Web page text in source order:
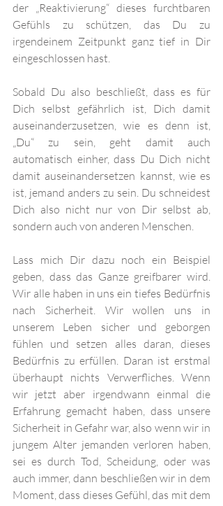
der „Reaktivierung“ dieses furchtbaren
Gefühls zu schützen, das Du zu
irgendeinem Zeitpunkt ganz tief in Dir
eingeschlossen hast.
Sobald Du also beschließt, dass es für
Dich selbst gefährlich ist, Dich damit
auseinanderzusetzen, wie es denn ist,
„Du“ zu sein, geht damit auch
automatisch einher, dass Du Dich nicht
damit auseinandersetzen kannst, wie es
ist, jemand anders zu sein. Du schneidest
Dich also nicht nur von Dir selbst ab,
sondern auch von anderen Menschen.
Lass mich Dir dazu noch ein Beispiel
geben, dass das Ganze greifbarer wird.
Wir alle haben in uns ein tiefes Bedürfnis
nach Sicherheit. Wir wollen uns in
unserem Leben sicher und geborgen
fühlen und setzen alles daran, dieses
Bedürfnis zu erfüllen. Daran ist erstmal
überhaupt nichts Verwerfliches. Wenn
wir jetzt aber irgendwann einmal die
Erfahrung gemacht haben, dass unsere
Sicherheit in Gefahr war, also wenn wir in
jungem Alter jemanden verloren haben,
sei es durch Tod, Scheidung, oder was
auch immer, dann beschließen wir in dem
Moment, dass dieses Gefühl, das mit dem